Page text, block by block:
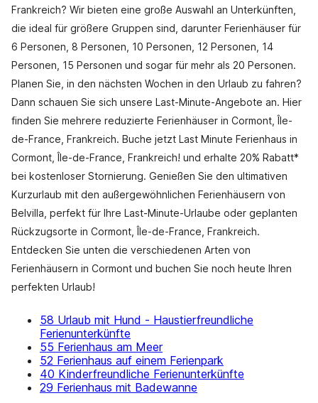
Frankreich? Wir bieten eine große Auswahl an Unterkünften,
die ideal für größere Gruppen sind, darunter Ferienhäuser für
6 Personen, 8 Personen, 10 Personen, 12 Personen, 14
Personen, 15 Personen und sogar für mehr als 20 Personen.
Planen Sie, in den nächsten Wochen in den Urlaub zu fahren?
Dann schauen Sie sich unsere Last-Minute-Angebote an. Hier
finden Sie mehrere reduzierte Ferienhäuser in Cormont, Île-
de-France, Frankreich. Buche jetzt Last Minute Ferienhaus in
Cormont, Île-de-France, Frankreich! und erhalte 20% Rabatt*
bei kostenloser Stornierung. Genießen Sie den ultimativen
Kurzurlaub mit den außergewöhnlichen Ferienhäusern von
Belvilla, perfekt für Ihre Last-Minute-Urlaube oder geplanten
Rückzugsorte in Cormont, Île-de-France, Frankreich.
Entdecken Sie unten die verschiedenen Arten von
Ferienhäusern in Cormont und buchen Sie noch heute Ihren
perfekten Urlaub!
58 Urlaub mit Hund - Haustierfreundliche
Ferienunterkünfte
55 Ferienhaus am Meer
52 Ferienhaus auf einem Ferienpark
40 Kinderfreundliche Ferienunterkünfte
29 Ferienhaus mit Badewanne